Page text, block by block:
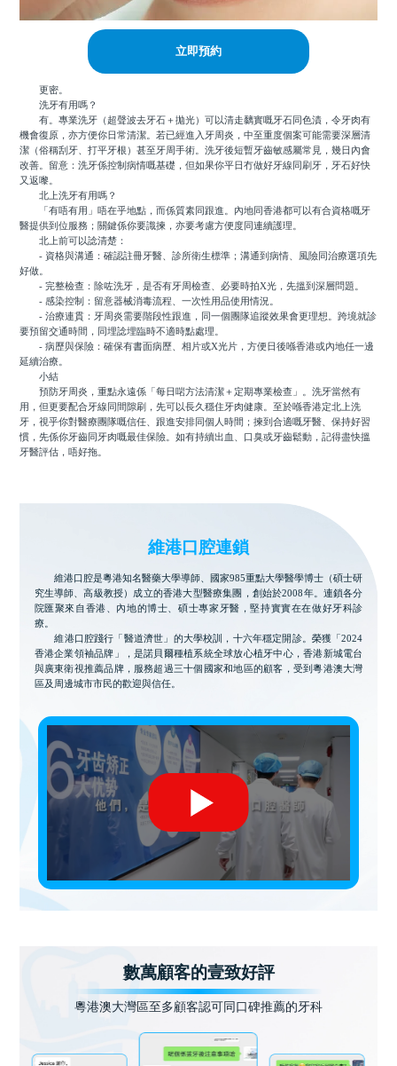
立即預約
更密。
洗牙有用嗎？
有。專業洗牙（超聲波去牙石＋拋光）可以清走黐實嘅牙石同色漬，令牙肉有
機會復原，亦方便你日常清潔。若已經進入牙周炎，中至重度個案可能需要深層清
潔（俗稱刮牙、打平牙根）甚至牙周手術。洗牙後短暫牙齒敏感屬常見，幾日內會
改善。留意：洗牙係控制病情嘅基礎，但如果你平日冇做好牙線同刷牙，牙石好快
又返嚟。
北上洗牙有用嗎？
「有唔有用」唔在乎地點，而係質素同跟進。內地同香港都可以有合資格嘅牙
醫提供到位服務；關鍵係你要識揀，亦要考慮方便度同連續護理。
北上前可以諗清楚：
- 資格與溝通：確認註冊牙醫、診所衛生標準；溝通到病情、風險同治療選項先
好做。
- 完整檢查：除咗洗牙，是否有牙周檢查、必要時拍X光，先搵到深層問題。
- 感染控制：留意器械消毒流程、一次性用品使用情況。
- 治療連貫：牙周炎需要階段性跟進，同一個團隊追蹤效果會更理想。跨境就診
要預留交通時間，同埋諗埋臨時不適時點處理。
- 病歷與保險：確保有書面病歷、相片或X光片，方便日後喺香港或內地任一邊
延續治療。
小結
預防牙周炎，重點永遠係「每日啱方法清潔＋定期專業檢查」。洗牙當然有
用，但更要配合牙線同間隙刷，先可以長久穩住牙肉健康。至於喺香港定北上洗
牙，視乎你對醫療團隊嘅信任、跟進安排同個人時間；揀到合適嘅牙醫、保持好習
慣，先係你牙齒同牙肉嘅最佳保險。如有持續出血、口臭或牙齒鬆動，記得盡快搵
牙醫評估，唔好拖。
維港口腔連鎖
維港口腔是粵港知名醫藥大學導師、國家985重點大學醫學博士（碩士研
究生導師、高級教授）成立的香港大型醫療集團，創始於2008年。連鎖各分
院匯聚來自香港、內地的博士、碩士專家牙醫，堅持實實在在做好牙科診
療。
維港口腔踐行「醫道濟世」的大學校訓，十六年穩定開診。榮獲「2024
香港企業領袖品牌」，是諾貝爾種植系統全球放心植牙中心，香港新城電台
與廣東衛視推薦品牌，服務超過三十個國家和地區的顧客，受到粵港澳大灣
區及周邊城市市民的歡迎與信任。
數萬顧客的壹致好評
粵港澳大灣區至多顧客認可同口碑推薦的牙科